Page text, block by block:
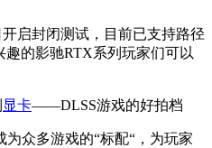
开启封闭测试，目前已支持路径
的影驰RTX系列玩家们可以
显卡——DLSS游戏的好拍档
众多游戏的“标配“，为玩家